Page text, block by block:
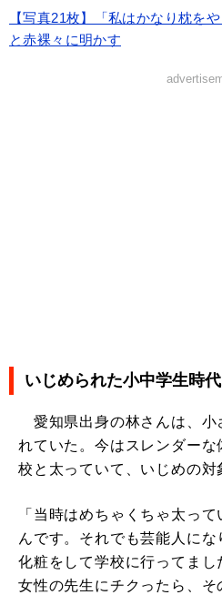
【写真21枚】「私はかなり枕を
と赤裸々に明かす
いじめられた小中学生時
愛知県出身の林さんは、小
れていた。今はスレンダー
校と太っていて、いじめの対
「当時はめちゃくちゃ太っ
んです。それでも芸能人に
化粧をして学校に行ってま
女性の先生にチクったら、そ